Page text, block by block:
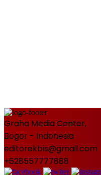
Graha Media Center,
Bogor - Indonesia
editorekbis@gmail.com
+628557777888